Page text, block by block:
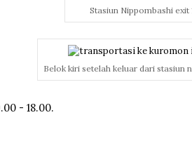
Stasiun Nippombashi exit
Belok kiri setelah keluar dari stasiun
- 18.00.